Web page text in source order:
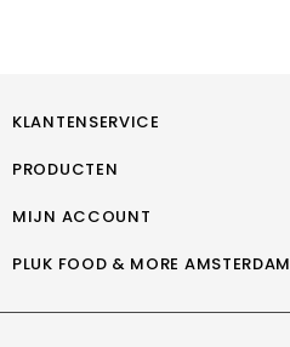
KLANTENSERVICE
PRODUCTEN
MIJN ACCOUNT
PLUK FOOD & MORE AMSTERDAM